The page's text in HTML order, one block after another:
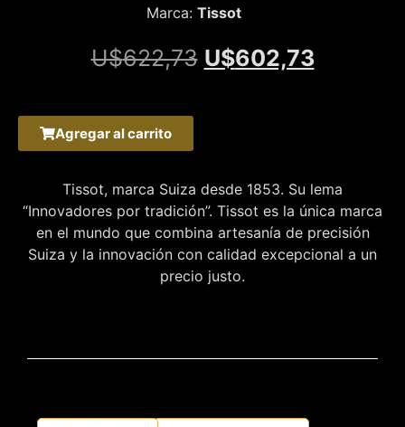
Marca: Tissot
U$622,73 U$602,73
Agregar al carrito
Tissot, marca Suiza desde 1853. Su lema
“Innovadores por tradición”. Tissot es la única marca
en el mundo que combina artesanía de precisión
Suiza y la innovación con calidad excepcional a un
precio justo.